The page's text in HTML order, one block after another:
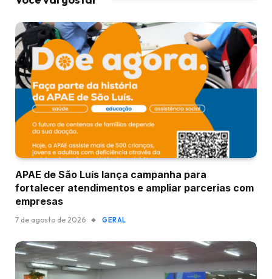
APAE de São Luís lança campanha para
fortalecer atendimentos e ampliar parcerias com
empresas
7 de agosto de 2026 GERAL